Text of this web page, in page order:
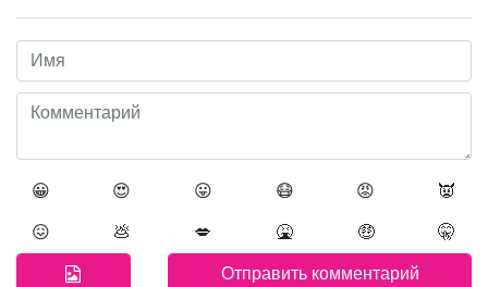
😀 😍 😛 😷 😡 👿
😖 💩 💋 🤮 🤑 🤫